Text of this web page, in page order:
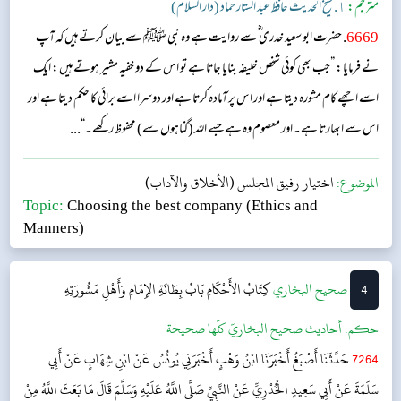
مترجم: ١. شیخ الحدیث حافظ عبد الستار حماد (دار السلام)
6669. حضرت ابو سعید خدری ؓ سے روایت ہے وہ نبی ﷺ سے بیان کرتے ہیں کہ آپ
نے فرمایا: ”جب بھی کوئی شخص خلیفہ بنایا جاتا ہے تو اس کے دو خفیہ مشیر ہوتے ہیں: ایک
اسے اچھے کام مشورہ دیتا ہے اور اس پر آمادہ کرتا ہے اور دوسرا اسے برائی کا حکم دیتا ہے اور
اس سے ابھارتا ہے۔ اور معصوم وہ ہے جسے اللہ (گناہوں سے) محفوظ رکھے۔“...
الموضوع:اختيار رفيق المجلس (الأخلاق والآداب)
Topic: Choosing the best company (Ethics and
Manners)
4 ‌‌صحيح البخاريكِتَابُ الأَحْكَامِبَابُ بِطَانَةِ الإِمَامِ وَأَهْلِ مَشُورَتِهِ
حکم:أحاديث صحيح البخاريّ كلّها صحيحة
7264حَدَّثَنَا أَصْبَغُ أَخْبَرَنَا ابْنُ وَهْبٍ أَخْبَرَنِي يُونُسُ عَنْ ابْنِ شِهَابٍ عَنْ أَبِي
سَلَمَةَ عَنْ أَبِي سَعِيدٍ الْخُدْرِيِّ عَنْ النَّبِيِّ صَلَّى اللَّهُ عَلَيْهِ وَسَلَّمَ قَالَ مَا بَعَثَ اللَّهُ مِنْ